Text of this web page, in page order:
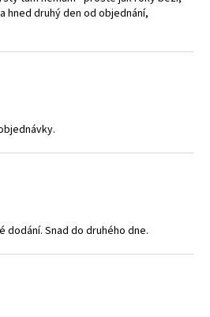
hned druhý den od objednání,
je 5 z 5 hvězdiček.
je 5 z 5 hvězdiček.
dodání. Snad do druhého dne.
je 5 z 5 hvězdiček.